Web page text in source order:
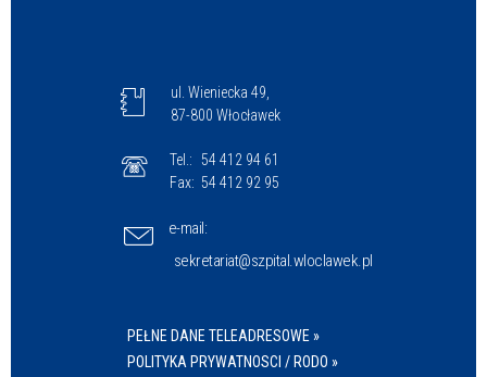
ul. Wieniecka 49,
87-800 Włocławek
Tel.: 54 412 94 61
Fax: 54 412 92 95
e-mail:
sekretariat@szpital.wloclawek.pl
PEŁNE DANE TELEADRESOWE »
POLITYKA PRYWATNOSCI / RODO »